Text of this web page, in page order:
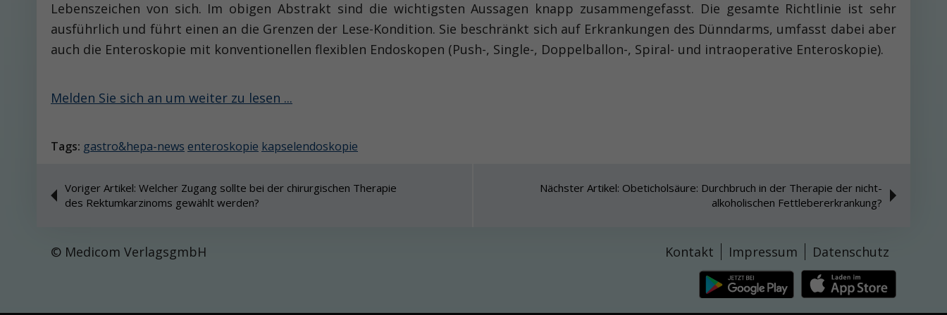
Lebenszeichen von sich. Im obigen Abstrakt sind die wichtigsten Aussagen knapp zusammengefasst. Die gesamte Richtlinie ist sehr
ausführlich und führt einen an die Grenzen der Lese-Kondition. Sie beschränkt sich auf Erkrankungen des Dünndarms, umfasst dabei aber
auch die Enteroskopie mit konventionellen flexiblen Endoskopen (Push-, Single-, Doppelballon-, Spiral- und intraoperative Enteroskopie).
Melden Sie sich an um weiter zu lesen ...
Tags: gastro&hepa-news enteroskopie kapselendoskopie
Voriger Artikel: Welcher Zugang sollte bei der chirurgischen Therapie
des Rektumkarzinoms gewählt werden?
Nächster Artikel: Obeticholsäure: Durchbruch in der Therapie der nicht-
alkoholischen Fettlebererkrankung?
© Medicom VerlagsgmbH Kontakt Impressum Datenschutz